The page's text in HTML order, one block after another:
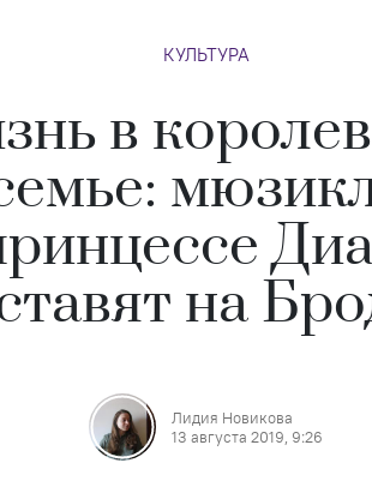
в
на
КУЛЬТУРА
Лидия Новикова
13 августа 2019, 9:26